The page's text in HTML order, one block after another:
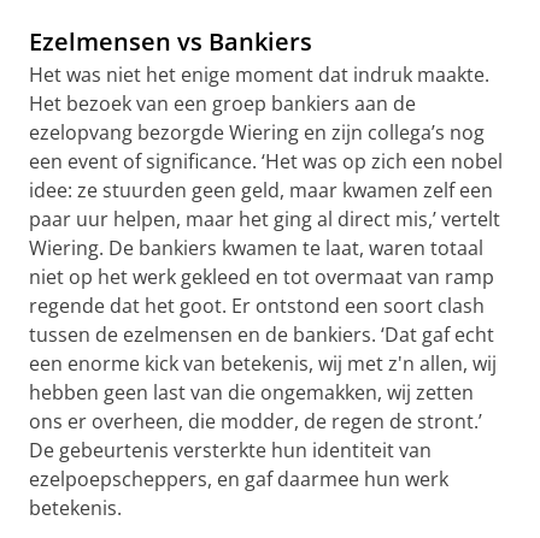
Ezelmensen vs Bankiers
Het was niet het enige moment dat indruk maakte.
Het bezoek van een groep bankiers aan de
ezelopvang bezorgde Wiering en zijn collega’s nog
een event of significance. ‘Het was op zich een nobel
idee: ze stuurden geen geld, maar kwamen zelf een
paar uur helpen, maar het ging al direct mis,’ vertelt
Wiering. De bankiers kwamen te laat, waren totaal
niet op het werk gekleed en tot overmaat van ramp
regende dat het goot. Er ontstond een soort clash
tussen de ezelmensen en de bankiers. ‘Dat gaf echt
een enorme kick van betekenis, wij met z'n allen, wij
hebben geen last van die ongemakken, wij zetten
ons er overheen, die modder, de regen de stront.’
De gebeurtenis versterkte hun identiteit van
ezelpoepscheppers, en gaf daarmee hun werk
betekenis.